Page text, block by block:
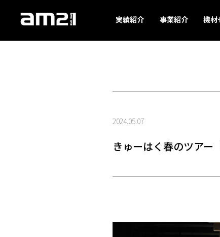
実績紹介 事業紹介 機材
2024.05.07
きゅーはく春のツアー